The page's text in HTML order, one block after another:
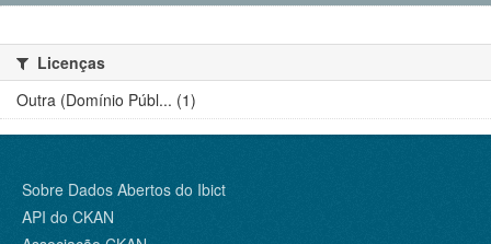
Licenças
Outra (Domínio Públ... (1)
Sobre Dados Abertos do Ibict
API do CKAN